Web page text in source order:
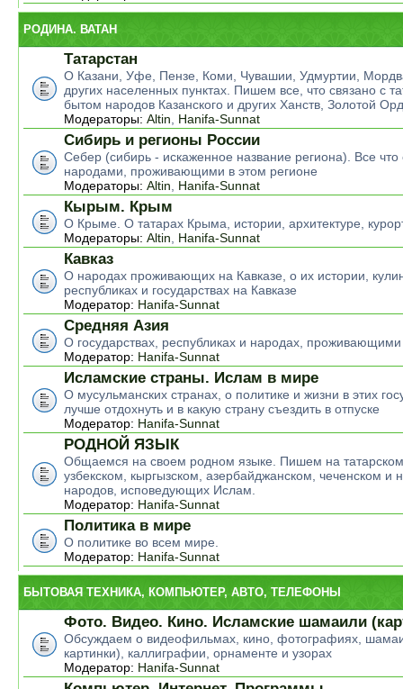
РОДИНА. ВАТАН
Татарстан
О Казани, Уфе, Пензе, Коми, Чувашии, Удмуртии,
других населенных пунктах. Пишем все, что связано с
бытом народов Казанского и других Ханств, Золотой
Модераторы: Altin Hanifa-Sunnat
Сибирь и регионы России
Себер (сибирь - искаженное название региона). Все что
народами, проживающими в этом регионе
Модераторы: Altin Hanifa-Sunnat
Кырым. Крым
О Крыме. О татарах Крыма, истории, архитектуре,
Модераторы: Altin Hanifa-Sunnat
Кавказ
О народах проживающих на Кавказе, о их истории,
республиках и государствах на Кавказе
Модератор: Hanifa-Sunnat
Средняя Азия
О государствах, республиках и народах,
Модератор: Hanifa-Sunnat
Исламские страны. Ислам в мире
О мусульманских странах, о политике и жизни в этих
лучше отдохнуть и в какую страну съездить в отпуске
Модератор: Hanifa-Sunnat
РОДНОЙ ЯЗЫК
Общаемся на своем родном языке. Пишем на
узбекском, кыргызском, азербайджанском, чеченском и
народов, исповедующих Ислам.
Модератор: Hanifa-Sunnat
Политика в мире
О политике во всем мире.
Модератор: Hanifa-Sunnat
БЫТОВАЯ ТЕХНИКА, КОМПЬЮТЕР, АВТО, ТЕЛЕФОНЫ
Фото. Видео. Кино. Исламские шамаили
Обсуждаем о видеофильмах, кино, фотографиях,
картинки), каллиграфии, орнаменте и узорах
Модератор: Hanifa-Sunnat